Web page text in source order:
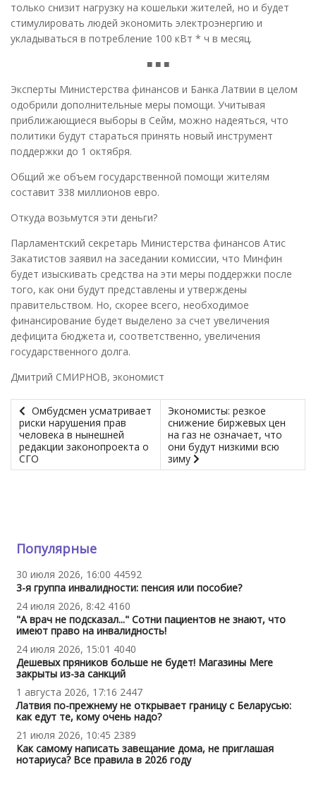
только снизит нагрузку на кошельки жителей, но и будет
стимулировать людей экономить электроэнергию и
укладываться в потребление 100 кВт * ч в месяц.
■ ■ ■
Эксперты Министерства финансов и Банка Латвии в целом
одобрили дополнительные меры помощи. Учитывая
приближающиеся выборы в Сейм, можно надеяться, что
политики будут стараться принять новый инструмент
поддержки до 1 октября.
Общий же объем государственной помощи жителям
составит 338 миллионов евро.
Откуда возьмутся эти деньги?
Парламентский секретарь Министерства финансов Атис
Закатистов заявил на заседании комиссии, что Минфин
будет изыскивать средства на эти меры поддержки после
того, как они будут представлены и утверждены
правительством. Но, скорее всего, необходимое
финансирование будет выделено за счет увеличения
дефицита бюджета и, соответственно, увеличения
государственного долга.
Дмитрий СМИРНОВ, экономист
Омбудсмен усматривает
риски нарушения прав
человека в нынешней
редакции законопроекта о
СГО
Экономисты: резкое
снижение биржевых цен
на газ не означает, что
они будут низкими всю
зиму
Популярные
30 июля 2026, 16:00 44592
3-я группа инвалидности: пенсия или пособие?
24 июля 2026, 8:42 4160
"А врач не подсказал..." Сотни пациентов не знают, что
имеют право на инвалидность!
24 июля 2026, 15:01 4040
Дешевых пряников больше не будет! Магазины Mere
закрыты из-за санкций
1 августа 2026, 17:16 2447
Латвия по-прежнему не открывает границу с Беларусью:
как едут те, кому очень надо?
21 июля 2026, 10:45 2389
Как самому написать завещание дома, не приглашая
нотариуса? Все правила в 2026 году